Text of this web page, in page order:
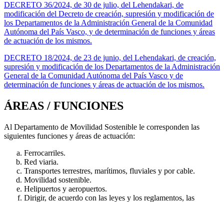
DECRETO 36/2024, de 30 de julio, del Lehendakari, de
modificación del Decreto de creación, supresión y modificación de
los Departamentos de la Administración General de la Comunidad
Autónoma del País Vasco, y de determinación de funciones y áreas
de actuación de los mismos.
DECRETO 18/2024, de 23 de junio, del Lehendakari, de creación,
supresión y modificación de los Departamentos de la Administración
General de la Comunidad Autónoma del País Vasco y de
determinación de funciones y áreas de actuación de los mismos.
ÁREAS / FUNCIONES
Al Departamento de Movilidad Sostenible le corresponden las
siguientes funciones y áreas de actuación:
Ferrocarriles.
Red viaria.
Transportes terrestres, marítimos, fluviales y por cable.
Movilidad sostenible.
Helipuertos y aeropuertos.
Dirigir, de acuerdo con las leyes y los reglamentos, las